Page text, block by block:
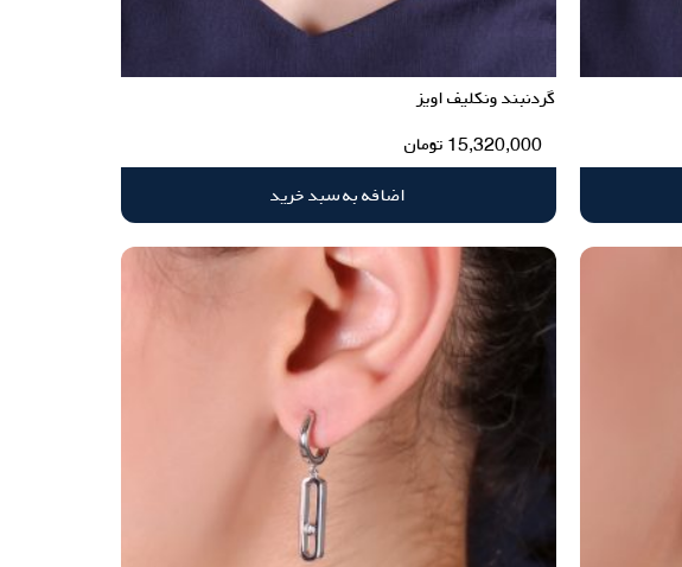
گردنبند ونکلیف اویز
15,320,000 تومان
اضافه به سبد خرید